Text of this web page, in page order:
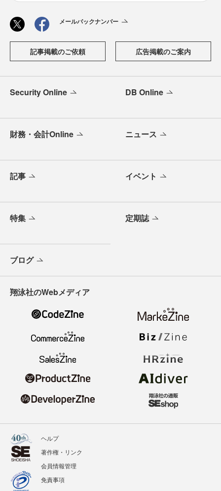
メールバックナンバー
記事掲載のご依頼 広告掲載のご案内
Security Online DB Online
財務・会計Online ニュース
記事 イベント
特集 定期誌
ブログ
翔泳社のWebメディア
ヘルプ
著作権・リンク
会員情報管理
免責事項